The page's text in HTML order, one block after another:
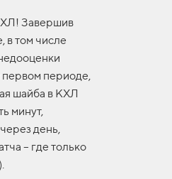
Завершив
в том числе
периоде,
шайба в КХЛ
минут,
день,
– где только